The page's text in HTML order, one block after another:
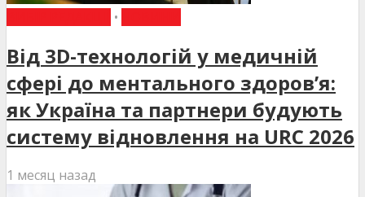
•
Від 3D-технологій у медичній
сфері до ментального здоров’я:
як Україна та партнери будують
систему відновлення на URC 2026
1 месяц назад